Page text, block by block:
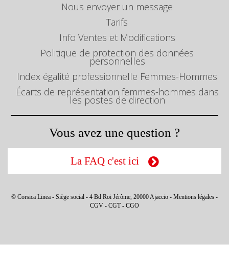
Nous envoyer un message
Tarifs
Info Ventes et Modifications
Politique de protection des données
personnelles
Index égalité professionnelle Femmes-Hommes
Écarts de représentation femmes-hommes dans
les postes de direction
Vous avez une question ?
La FAQ c'est ici
© Corsica Linea - Siège social - 4 Bd Roi Jérôme, 20000 Ajaccio - Mentions légales -
CGV - CGT- CGO